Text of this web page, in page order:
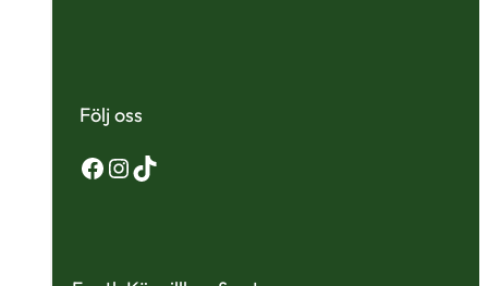
Följ oss
Facebook
Instagram
TikTok